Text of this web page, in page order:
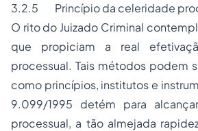
3.2.5 Princípio da celeridade
O rito do Juizado Criminal
que propiciam a real
processual. Tais métodos podem
como princípios, institutos e
9.099/1995 detém para
processual, a tão almejada